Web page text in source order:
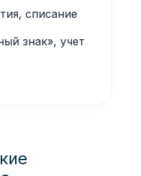
списание
знак», учет